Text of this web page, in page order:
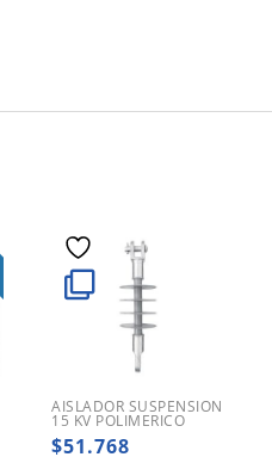
AISLADOR SUSPENSION
15 KV POLIMERICO
$51.768